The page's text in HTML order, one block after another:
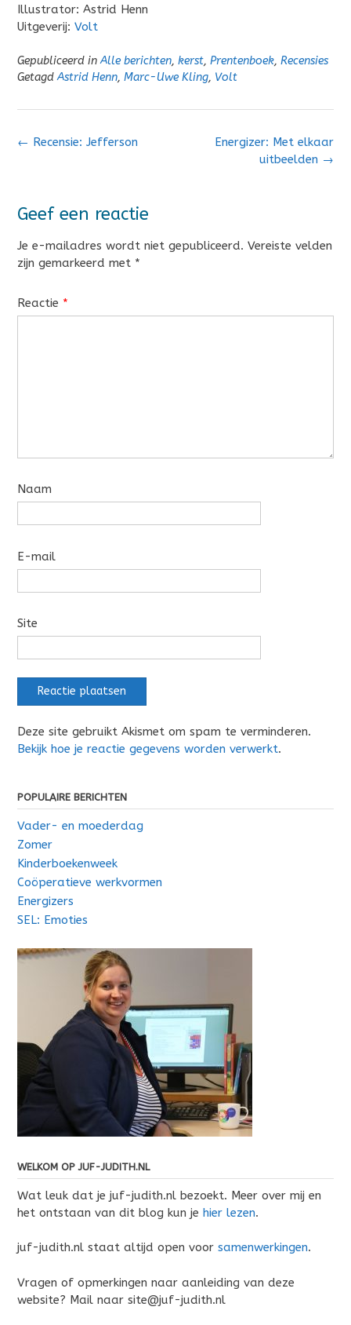
Illustrator: Astrid Henn
Uitgeverij: Volt
Gepubliceerd inAlle berichten, kerst, Prentenboek, Recensies
GetagdAstrid Henn, Marc-Uwe Kling, Volt
Bericht
Energizer: Met elkaar
uitbeelden →
← Recensie: Jefferson
Geef een reactie
Je e-mailadres wordt niet gepubliceerd. Vereiste velden
zijn gemarkeerd met *
Reactie *
Naam
E-mail
Site
Deze site gebruikt Akismet om spam te verminderen.
Bekijk hoe je reactie gegevens worden verwerkt.
POPULAIRE BERICHTEN
Vader- en moederdag
Zomer
Kinderboekenweek
Coöperatieve werkvormen
Energizers
SEL: Emoties
WELKOM OP JUF-JUDITH.NL
Wat leuk dat je juf-judith.nl bezoekt. Meer over mij en
het ontstaan van dit blog kun je hier lezen.
juf-judith.nl staat altijd open voor samenwerkingen.
Vragen of opmerkingen naar aanleiding van deze
website? Mail naar site@juf-judith.nl